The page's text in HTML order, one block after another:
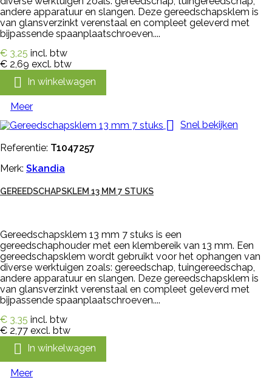
andere apparatuur en slangen. Deze gereedschapsklem is
van glansverzinkt verenstaal en compleet geleverd met
bijpassende spaanplaatschroeven....
€ 3,25 incl. btw
€ 2,69 excl. btw
 In winkelwagen
Meer
 Snel bekijken
Referentie: T1047257
Merk: Skandia
GEREEDSCHAPSKLEM 13 MM 7 STUKS
Gereedschapsklem 13 mm 7 stuks is een
gereedschaphouder met een klembereik van 13 mm. Een
gereedschapsklem wordt gebruikt voor het ophangen van
diverse werktuigen zoals: gereedschap, tuingereedschap,
andere apparatuur en slangen. Deze gereedschapsklem is
van glansverzinkt verenstaal en compleet geleverd met
bijpassende spaanplaatschroeven....
€ 3,35 incl. btw
€ 2,77 excl. btw
 In winkelwagen
Meer